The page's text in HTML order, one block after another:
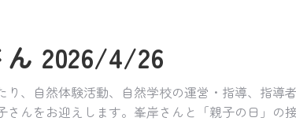
2026/4/26
、自然体験活動、自然学校の運営・指導、指導
んをお迎えします。峯岸さんと「親子の日」の